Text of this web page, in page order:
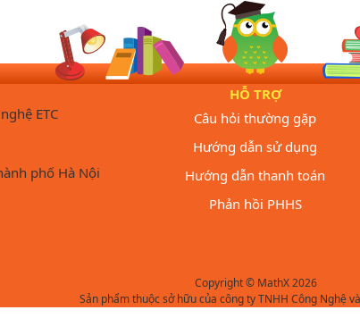
ETC
phố Hà Nội
HỖ TRỢ
Câu hỏi thường gặp
Hướng dẫn sử dụng
Hướng dẫn thanh toán
Phản hồi PHHS
Copyright © MathX 2026
Sản phẩm thuộc sở hữu của công ty TNHH Công Nghệ